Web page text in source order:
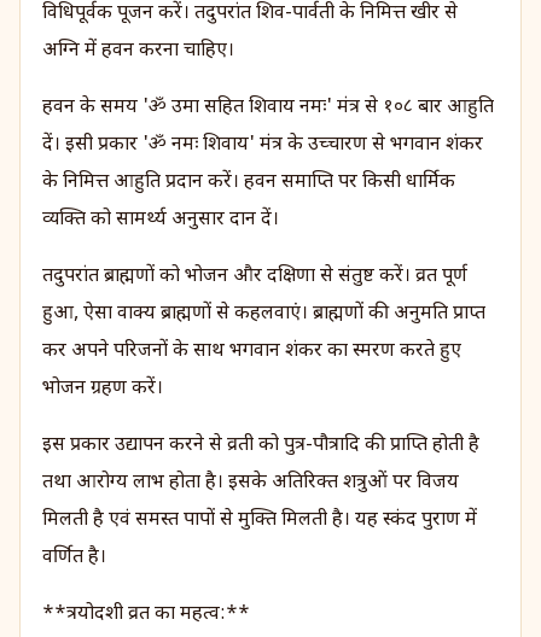
विधिपूर्वक पूजन करें। तदुपरांत शिव-पार्वती के निमित्त खीर से
अग्नि में हवन करना चाहिए।
हवन के समय 'ॐ उमा सहित शिवाय नमः' मंत्र से १०८ बार आहुति
दें। इसी प्रकार 'ॐ नमः शिवाय' मंत्र के उच्चारण से भगवान शंकर
के निमित्त आहुति प्रदान करें। हवन समाप्ति पर किसी धार्मिक
व्यक्ति को सामर्थ्य अनुसार दान दें।
तदुपरांत ब्राह्मणों को भोजन और दक्षिणा से संतुष्ट करें। व्रत पूर्ण
हुआ, ऐसा वाक्य ब्राह्मणों से कहलवाएं। ब्राह्मणों की अनुमति प्राप्त
कर अपने परिजनों के साथ भगवान शंकर का स्मरण करते हुए
भोजन ग्रहण करें।
इस प्रकार उद्यापन करने से व्रती को पुत्र-पौत्रादि की प्राप्ति होती है
तथा आरोग्य लाभ होता है। इसके अतिरिक्त शत्रुओं पर विजय
मिलती है एवं समस्त पापों से मुक्ति मिलती है। यह स्कंद पुराण में
वर्णित है।
**त्रयोदशी व्रत का महत्व:**